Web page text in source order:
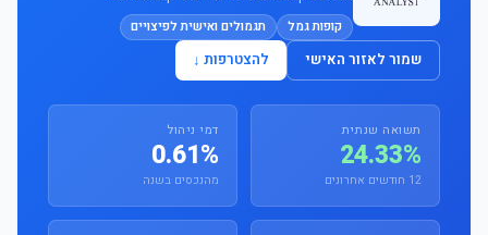
קופות גמל תגמולים ואישית לפיצויים
שמור לאזור האישי להצטרפות ↓
תשואה שנתית
24.33%
12 חודשים אחרונים
דמי ניהול
0.61%
מהנכסים בשנה